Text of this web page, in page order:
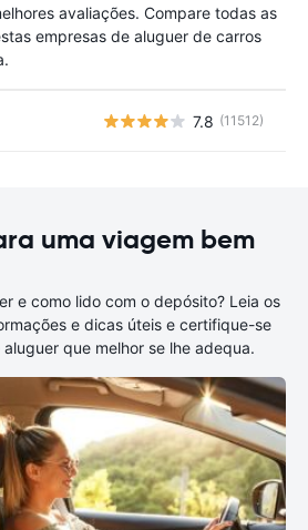
avaliações. Compare todas as
empresas de aluguer de carros
7.8 (11512)
uma viagem bem
e como lido com o depósito? Leia os
e dicas úteis e certifique-se
que melhor se lhe adequa.